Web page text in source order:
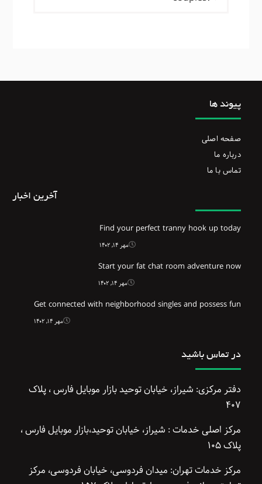
پیوند ها
صفحه اصلی
درباره ما
تماس با ما
آخرین اخبار
Find your perfect tranny hook up today
مهر ۱۴, ۱۴۰۲
Start your fat chat room adventure now
مهر ۱۴, ۱۴۰۲
Get connected with neighborhood singles and possess fun
مهر ۱۴, ۱۴۰۲
در تماس باشید
دفتر مرکزی: شیراز، خیابان توحید بازار موبایل فارس ، پلاک
۴۰۷
مرکز اصلی خدمات : شیراز، خیابان توحید،بازار موبایل فارس ،
پلاک ۱۰۵
مرکز خدمات تهران: میدان فردوسی، خیابان فردوسی، مرکز